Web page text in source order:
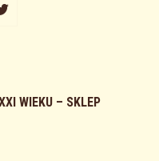
WIEKU – SKLEP